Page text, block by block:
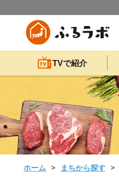
TVで紹介
ホーム まちから探す